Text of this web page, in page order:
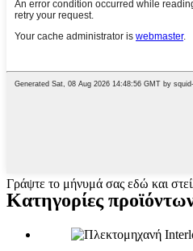
Γράψτε το μήνυμά σας εδώ και
Κατηγορίες